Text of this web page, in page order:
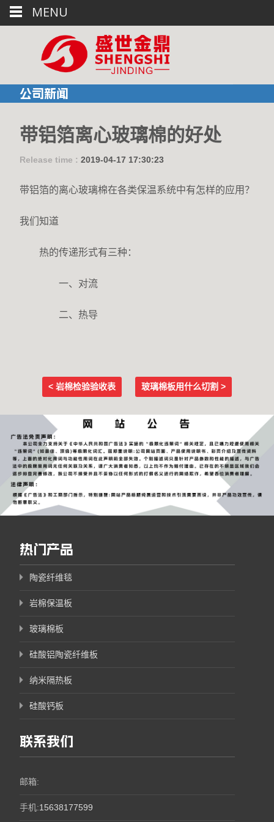
公司新闻
带铝箔离心玻璃棉的好处
Release time : 2019-04-17 17:30:23
带铝箔的离心玻璃棉在各类保温系统中有怎样的应用？
我们知道
热的传递形式有三种：
一、对流
二、热导
Post navigation
< 岩棉检验验收表 玻璃棉板用什么切割 >
热门产品
陶瓷纤维毯
岩棉保温板
玻璃棉板
硅酸铝陶瓷纤维板
纳米隔热板
硅酸钙板
联系我们
邮箱:
手机:15638177599
MENU